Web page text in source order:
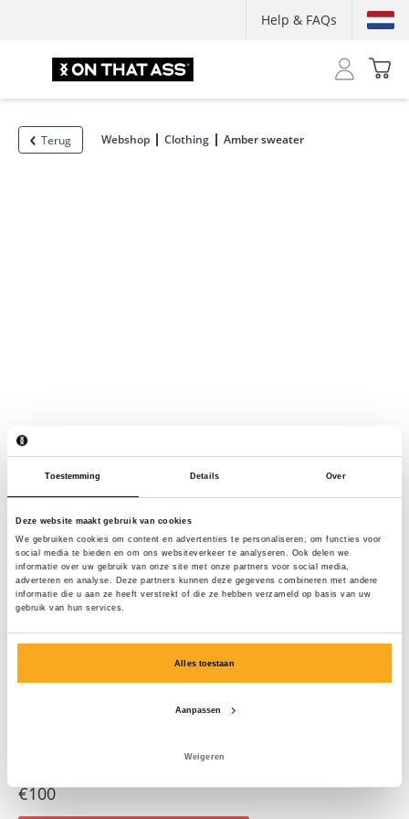
Toestemming Details Over
Deze website maakt gebruik van cookies
We gebruiken cookies om content en advertenties te personaliseren, om functies voor
social media te bieden en om ons websiteverkeer te analyseren. Ook delen we
informatie over uw gebruik van onze site met onze partners voor social media,
adverteren en analyse. Deze partners kunnen deze gegevens combineren met andere
informatie die u aan ze heeft verstrekt of die ze hebben verzameld op basis van uw
gebruik van hun services.
Alles toestaan
Aanpassen
Weigeren
Help & FAQs
Terug Webshop Clothing Amber sweater
€100